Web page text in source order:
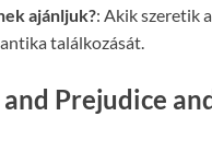
ajánljuk?: Akik szeretik
találkozását.
Prejudice